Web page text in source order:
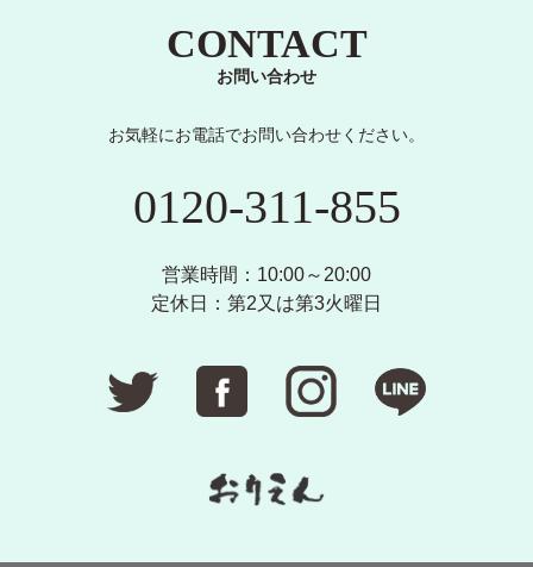
CONTACT
お問い合わせ
お気軽にお電話でお問い合わせください。
0120-311-855
営業時間：10:00～20:00
定休日：第2又は第3火曜日